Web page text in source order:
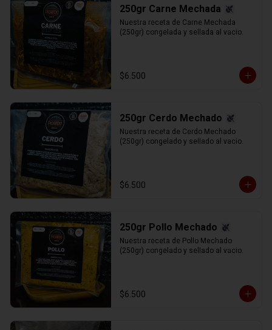
250gr Carne Mechada
Nuestra receta de Carne Mechada
(250gr) congelada y sellada al vacio.
$6.500
250gr Cerdo Mechado
Nuestra receta de Cerdo Mechado
(250gr) congelado y sellado al vacio.
$6.500
250gr Pollo Mechado
Nuestra receta de Pollo Mechado
(250gr) congelado y sellado al vacio.
$6.500